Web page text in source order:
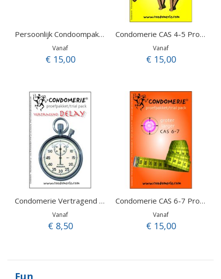
Persoonlijk Condoompakket
Vanaf
€ 15,00
Condomerie CAS 4-5 Proefpakket
Vanaf
€ 15,00
Condomerie Vertragend proefpakket
Vanaf
€ 8,50
Condomerie CAS 6-7 Proefpakket
Vanaf
€ 15,00
Fun